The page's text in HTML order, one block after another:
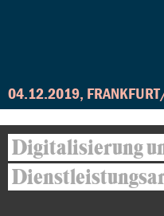
04.12.2019,
Digitalisierung